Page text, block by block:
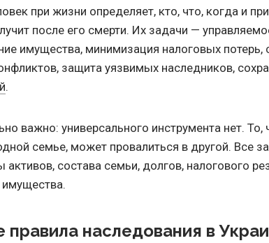
при жизни определяет, кто, что, когда и
после его смерти. Их задачи —
имущества, минимизация налоговых потерь,
защита уязвимых наследников,
.
важно: универсального инструмента нет. То,
семье, может провалиться в другой. Все
активов, состава семьи, долгов, налогового
имущества.
правила наследования в